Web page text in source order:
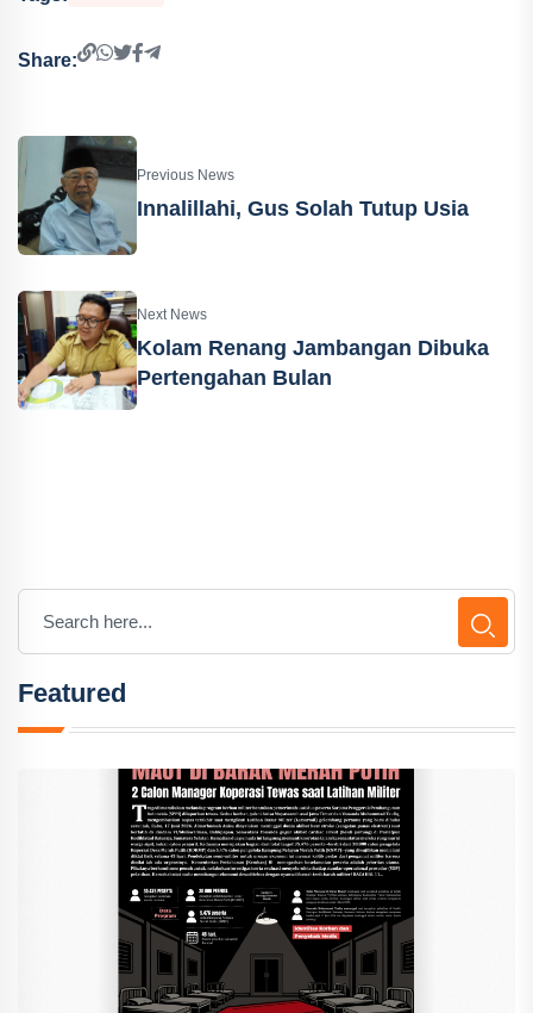
Share:
Previous News
Innalillahi, Gus Solah Tutup Usia
Next News
Kolam Renang Jambangan Dibuka
Pertengahan Bulan
Featured